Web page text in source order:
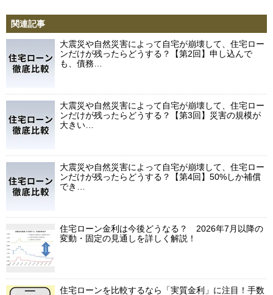
関連記事
大震災や自然災害によって自宅が崩壊して、住宅ロー
ンだけが残ったらどうする？【第2回】申し込んで
も、債務…
大震災や自然災害によって自宅が崩壊して、住宅ロー
ンだけが残ったらどうする？【第3回】災害の規模が
大きい…
大震災や自然災害によって自宅が崩壊して、住宅ロー
ンだけが残ったらどうする？【第4回】50%しか補償
でき…
住宅ローン金利は今後どうなる？ 2026年7月以降の
変動・固定の見通しを詳しく解説！
住宅ローンを比較するなら「実質金利」に注目！手数